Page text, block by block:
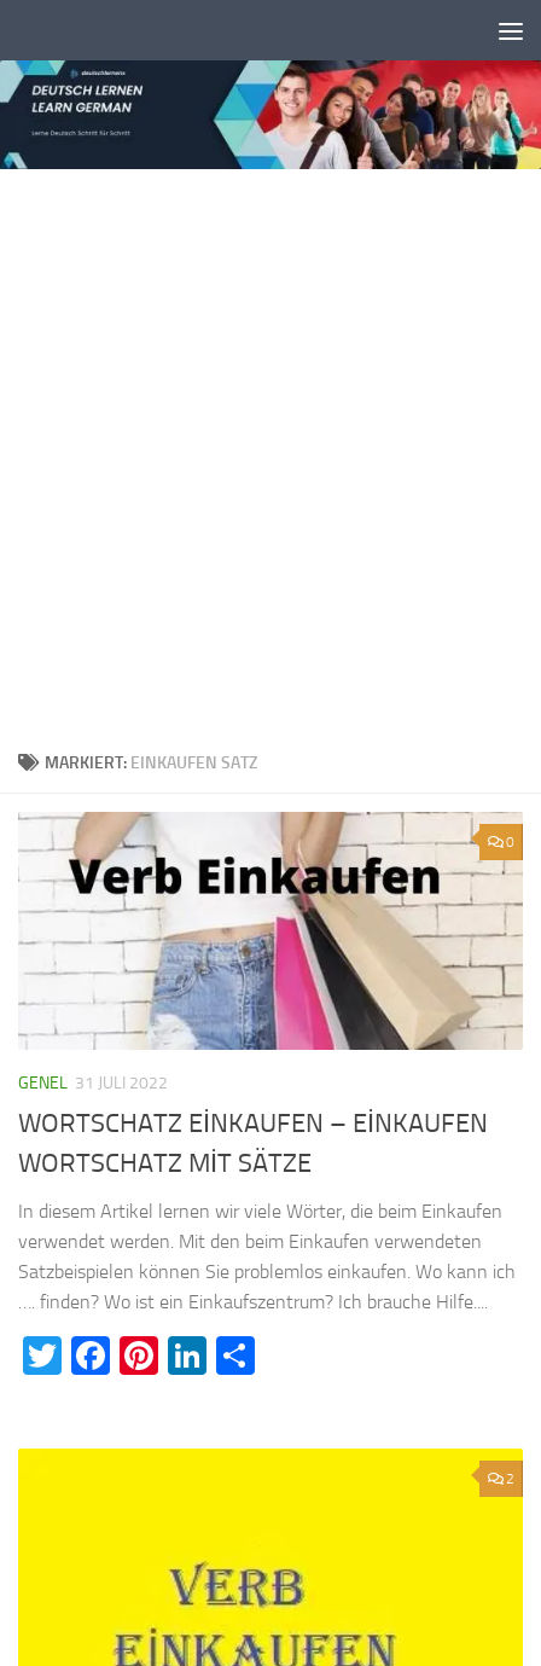
MARKIERT: EINKAUFEN SATZ
0
GENEL 31 JULI 2022
WORTSCHATZ EİNKAUFEN – EİNKAUFEN
WORTSCHATZ MİT SÄTZE
In diesem Artikel lernen wir viele Wörter, die beim Einkaufen
verwendet werden. Mit den beim Einkaufen verwendeten
Satzbeispielen können Sie problemlos einkaufen. Wo kann ich
…. finden? Wo ist ein Einkaufszentrum? Ich brauche Hilfe....
Twitter
Facebook
Pinterest
LinkedIn
2